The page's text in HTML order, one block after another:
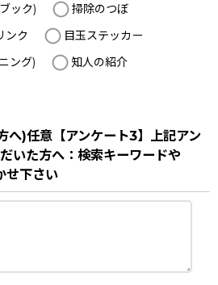
ック)
掃除のつぼ
ンク
目玉ステッカー
ング)
知人の紹介
へ)任意【アンケート3】上記アン
いた方へ：検索キーワードや
せ下さい